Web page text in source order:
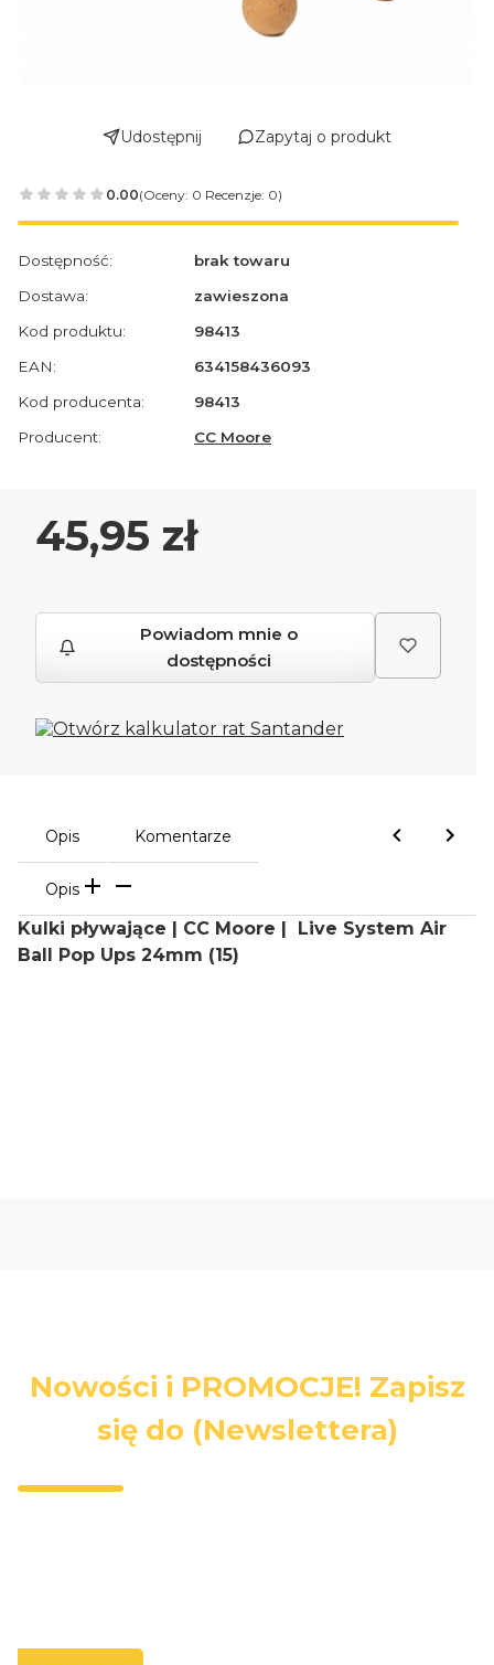
Udostępnij Zapytaj o produkt
0.00(Oceny: 0 Recenzje: 0)
Dostępność:
brak towaru
Dostawa:
zawieszona
Kod produktu:
98413
EAN:
634158436093
Kod producenta:
98413
Producent:
CC Moore
Cena
45,95 zł
Powiadom mnie o
dostępności
Opis Komentarze
Opis
Kulki pływające | CC Moore | Live System Air
Ball Pop Ups 24mm (15)
Nowości i PROMOCJE! Zapisz
się do (Newslettera)